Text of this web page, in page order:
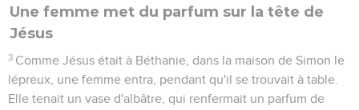
Une femme met du parfum sur la tête de
Jésus
3 Comme Jésus était à Béthanie, dans la maison de Simon le
lépreux, une femme entra, pendant qu'il se trouvait à table.
Elle tenait un vase d'albâtre, qui renfermait un parfum de